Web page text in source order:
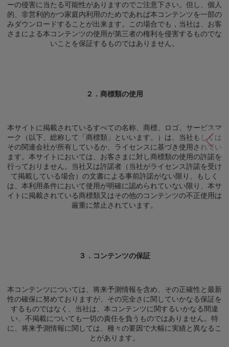
ーの侵害に当たる可能性がありますのでご注意下さい。但し、個人
的、非営利的かつ家庭内利用のためであれば本コンテンツを一部の
みダウンロードすることが出来ます。この場合でも，当社は、お客
さまによる本コンテンツの使用が第三者の権利を侵害するものでな
いことを保証するものではありません。
２．商標類の使用
本サイトに掲載されているすべての名称、商標、ロゴ、サービスマ
ーク（以下、総称して「商標類」といいます。）は、当社もしくは
その関連会社が所有しているか、ライセンスに基づき使用されてい
ます。本サイトにおいては、お客さまに対し商標類の使用の許諾を
行っておりません。当社又は許諾者（当社がライセンス許諾を受け
て掲載している場合）の文書による事前許諾がない限り、もしく
は、本利用条件において使用が明確に認められていない限り、本サ
イトに掲載されている商標類又はその他のコンテンツの不正使用は
厳重に禁止されています。
３．コンテンツの保証
本コンテンツについては、将来予測情報を含め、その正確性と最新
性の確保に努めておりますが、その完全さに関していかなる保証を
するものではなく、当社は、本コンテンツに関するいかなる間違
い、不掲載についても一切の責任を負うものではありません。特
に、将来予測情報に関しては、種々の要因で大幅に実績と異なるこ
とがあります。